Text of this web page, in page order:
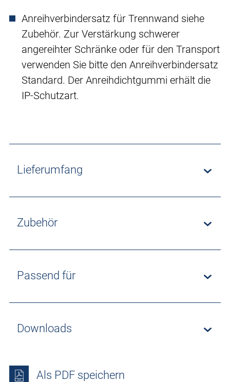
Anreihverbindersatz für Trennwand siehe
Zubehör. Zur Verstärkung schwerer
angereihter Schränke oder für den Transport
verwenden Sie bitte den Anreihverbindersatz
Standard. Der Anreihdichtgummi erhält die
IP-Schutzart.
Lieferumfang
Zubehör
Passend für
Downloads
Als PDF speichern